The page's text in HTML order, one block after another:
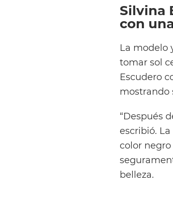
Silvina
con
La modelo
tomar sol
Escudero
mostrando
“Después
escribió.
color
belleza.